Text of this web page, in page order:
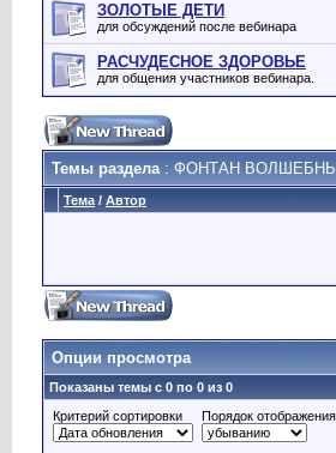
ЗОЛОТЫЕ ДЕТИ
для обсуждений после вебинара
РАСЧУДЕСНОЕ ЗДОРОВЬЕ
для общения участников вебинара.
Темы раздела: ФОНТАН
Тема / Автор
Опции просмотра
Показаны темы с 0 по 0 из 0
Критерий сортировки
Порядок отображения